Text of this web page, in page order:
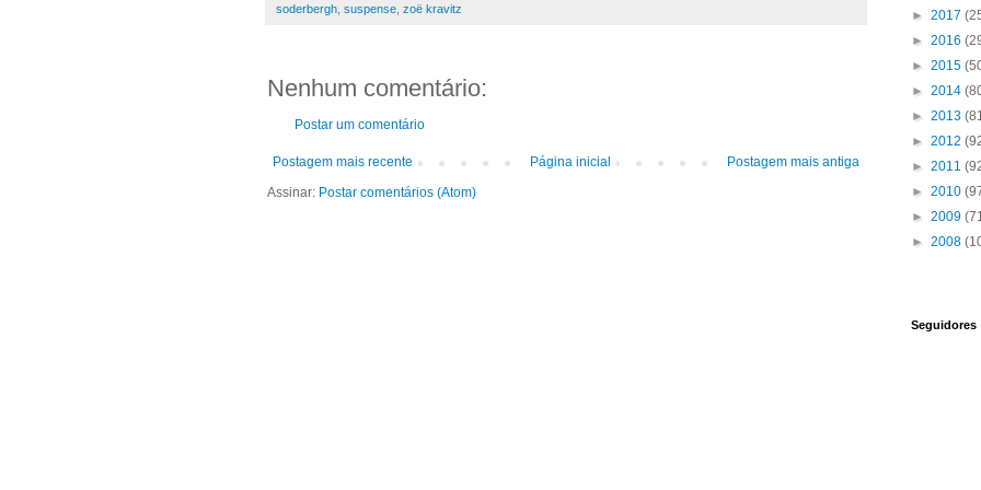
soderbergh suspense zoë kravitz
Nenhum comentário:
Postar um comentário
Postagem mais recente Postagem mais antiga
Página inicial
Assinar: Postar comentários (Atom)
► 2017
► 2016
► 2015
► 2014
► 2013
► 2012
► 2011
► 2010
► 2009
► 2008
Seguidores